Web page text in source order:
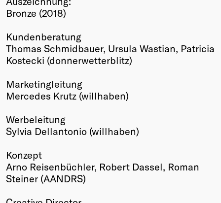
Winners
Past
Annual
Bronze (2018)
Kundenberatung
Thomas Schmidbauer, Ursula Wastian, Patricia
Kostecki (donnerwetterblitz)
Marketingleitung
Mercedes Krutz (willhaben)
Werbeleitung
Sylvia Dellantonio (willhaben)
Konzept
Arno Reisenbüchler, Robert Dassel, Roman
Steiner (AANDRS)